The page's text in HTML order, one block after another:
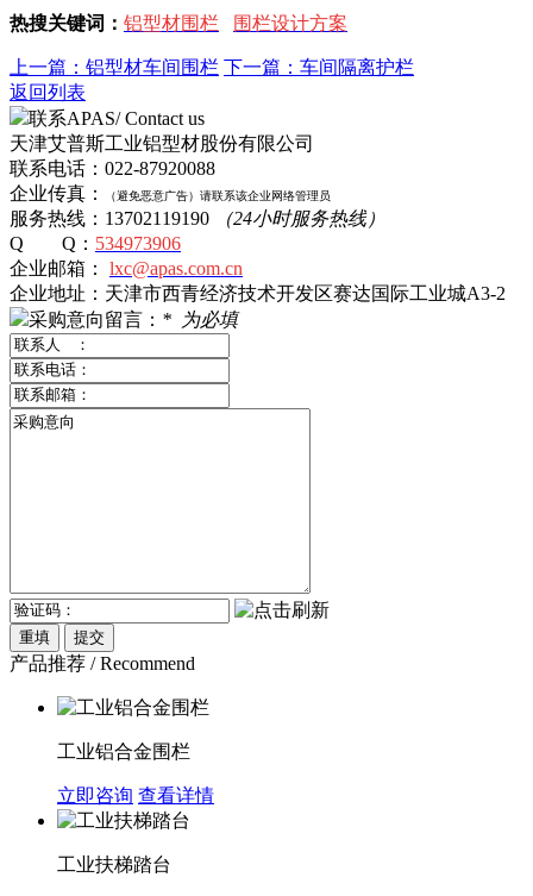
热搜关键词： 铝型材围栏 围栏设计方案
上一篇：铝型材车间围栏 下一篇：车间隔离护栏
返回列表
联系APAS/ Contact us
天津艾普斯工业铝型材股份有限公司
联系电话：022-87920088
企业传真：
（避免恶意广告） 请联系该企业网络管理员
服务热线：13702119190
（24小时服务热线）
Q Q： 534973906
企业邮箱： lxc@apas.com.cn
企业地址：天津市西青经济技术开发区赛达国际工业城A3-2
采购意向留言： * 为必填
产品推荐 / Recommend
工业铝合金围栏
立即咨询 查看详情
工业扶梯踏台